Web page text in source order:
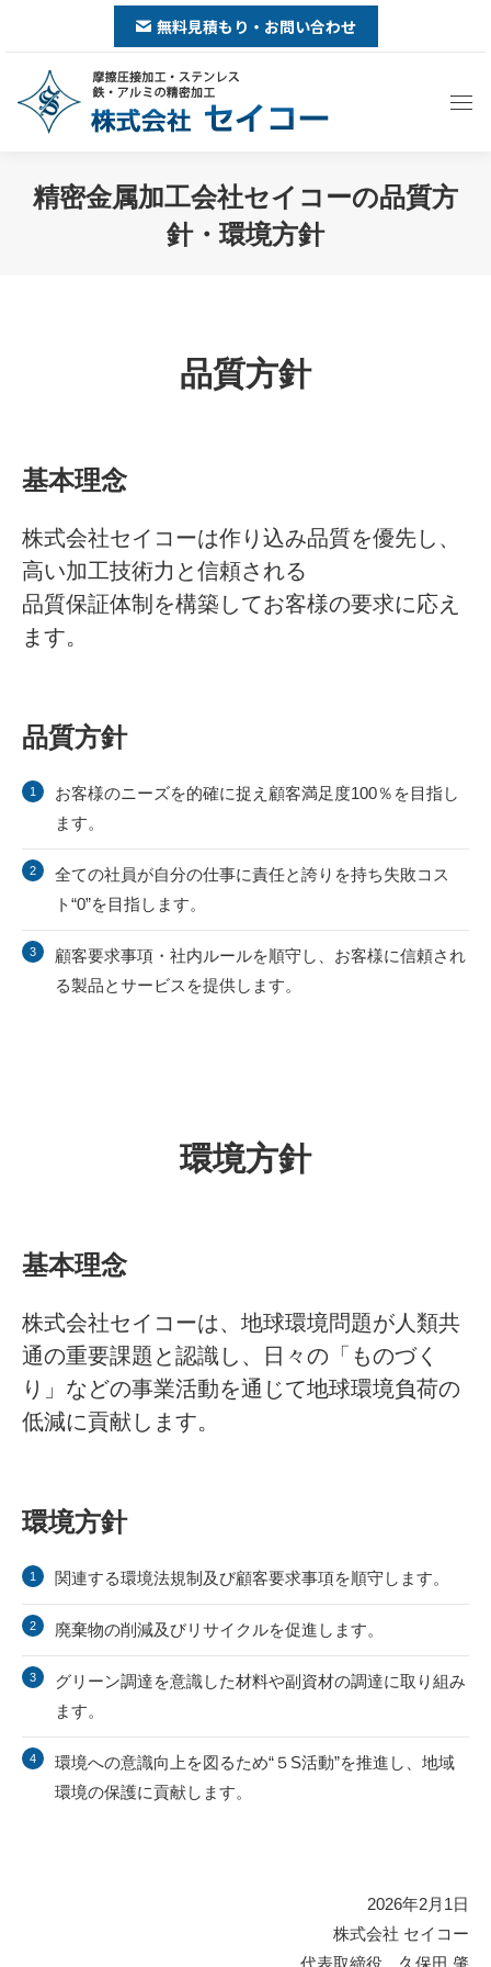
無料見積もり・お問い合わせ
精密金属加工会社セイコーの品質方
針・環境方針
品質方針
基本理念
株式会社セイコーは作り込み品質を優先し、
高い加工技術力と信頼される
品質保証体制を構築してお客様の要求に応え
ます。
品質方針
お客様のニーズを的確に捉え顧客満足度100％を目指し
ます。
全ての社員が自分の仕事に責任と誇りを持ち失敗コス
ト“0”を目指します。
顧客要求事項・社内ルールを順守し、お客様に信頼され
る製品とサービスを提供します。
環境方針
基本理念
株式会社セイコーは、地球環境問題が人類共
通の重要課題と認識し、日々の「ものづく
り」などの事業活動を通じて地球環境負荷の
低減に貢献します。
環境方針
関連する環境法規制及び顧客要求事項を順守します。
廃棄物の削減及びリサイクルを促進します。
グリーン調達を意識した材料や副資材の調達に取り組み
ます。
環境への意識向上を図るため“５S活動”を推進し、地域
環境の保護に貢献します。
2026年2月1日
株式会社 セイコー
代表取締役 久保田 肇